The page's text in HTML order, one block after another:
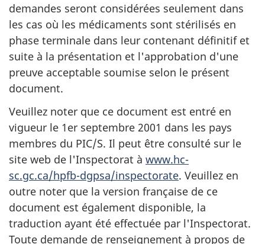
demandes seront considérées seulement dans
les cas où les médicaments sont stérilisés en
phase terminale dans leur contenant définitif et
suite à la présentation et l'approbation d'une
preuve acceptable soumise selon le présent
document.
Veuillez noter que ce document est entré en
vigueur le 1er septembre 2001 dans les pays
membres du PIC/S. Il peut être consulté sur le
site web de l'Inspectorat à www.hc-
sc.gc.ca/hpfb-dgpsa/inspectorate. Veuillez en
outre noter que la version française de ce
document est également disponible, la
traduction ayant été effectuée par l'Inspectorat.
Toute demande de renseignement à propos de